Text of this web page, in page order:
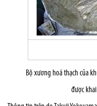
Bộ xương hoá thạch của
được